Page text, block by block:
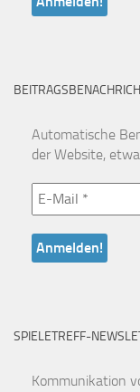
Automatische
der Website,
SPIELETREFF-
Kommunikation